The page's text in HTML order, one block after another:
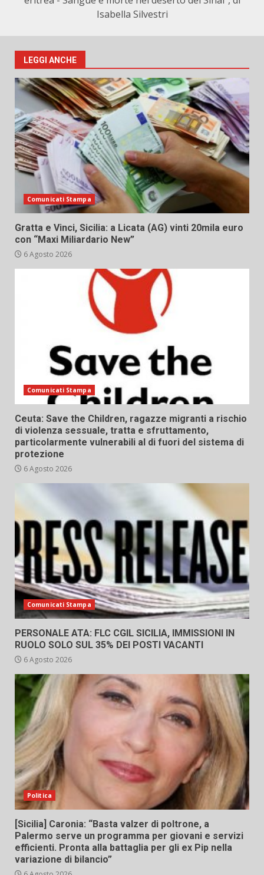
Isabella Silvestri
LEGGI ANCHE
Comunicati Stampa
Gratta e Vinci, Sicilia: a Licata (AG) vinti 20mila euro
con “Maxi Miliardario New”
6 Agosto 2026
Comunicati Stampa
Ceuta: Save the Children, ragazze migranti a rischio
di violenza sessuale, tratta e sfruttamento,
particolarmente vulnerabili al di fuori del sistema di
protezione
6 Agosto 2026
Comunicati Stampa
PERSONALE ATA: FLC CGIL SICILIA, IMMISSIONI IN
RUOLO SOLO SUL 35% DEI POSTI VACANTI
6 Agosto 2026
Politica
[Sicilia] Caronia: “Basta valzer di poltrone, a
Palermo serve un programma per giovani e servizi
efficienti. Pronta alla battaglia per gli ex Pip nella
variazione di bilancio”